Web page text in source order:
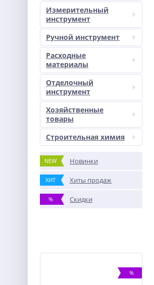
Измерительный
инструмент
Ручной инструмент
Расходные
материалы
Отделочный
инструмент
Хозяйственные
товары
Строительная химия
NEW Новинки
ХИТ Хиты продаж
% Скидки
%